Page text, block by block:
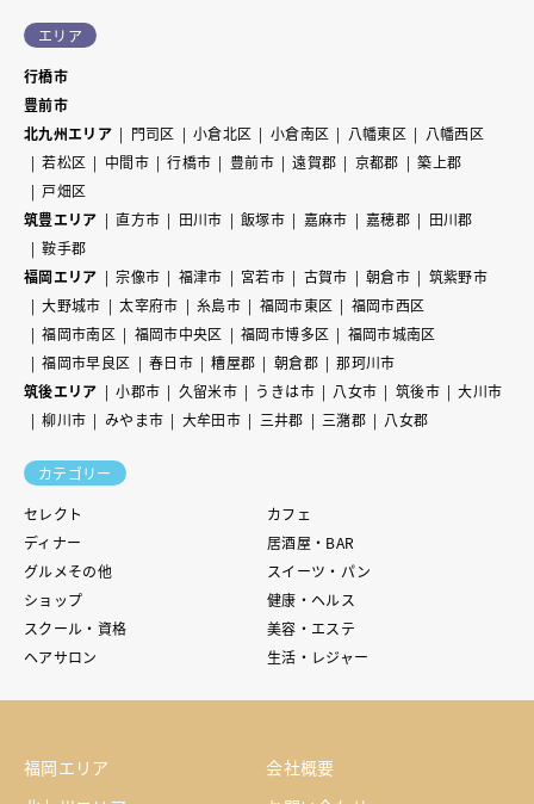
エリア
行橋市
豊前市
北九州エリア
門司区 小倉北区 小倉南区 八幡東区
八幡西区
若松区
中間市 行橋市 豊前市 遠賀郡 京都郡
築上郡
戸畑区
筑豊エリア
直方市 田川市 飯塚市 嘉麻市 嘉穂郡
田川郡
鞍手郡
福岡エリア
宗像市 福津市 宮若市 古賀市 朝倉市
筑紫野市
大野城市
太宰府市 糸島市 福岡市東区
福岡市西区
福岡市南区
福岡市中央区 福岡市博多区
福岡市城南区
福岡市早良区
春日市 糟屋郡 朝倉郡
那珂川市
筑後エリア
小郡市 久留米市 うきは市 八女市 筑後市
大川市
柳川市
みやま市 大牟田市 三井郡 三潴郡 八女郡
カテゴリー
セレクト
カフェ
ディナー
居酒屋・BAR
グルメその他
スイーツ・パン
ショップ
健康・ヘルス
スクール・資格
美容・エステ
ヘアサロン
生活・レジャー
福岡エリア
会社概要